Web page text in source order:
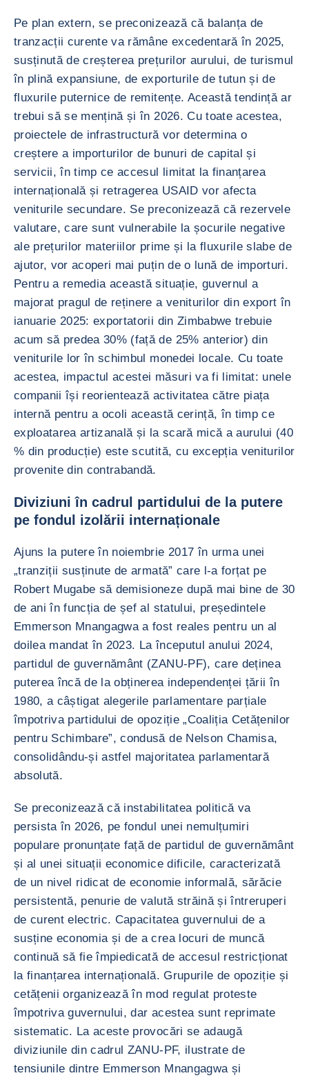
Pe plan extern, se preconizează că balanța de
tranzacții curente va rămâne excedentară în 2025,
susținută de creșterea prețurilor aurului, de turismul
în plină expansiune, de exporturile de tutun și de
fluxurile puternice de remitențe. Această tendință ar
trebui să se mențină și în 2026. Cu toate acestea,
proiectele de infrastructură vor determina o
creștere a importurilor de bunuri de capital și
servicii, în timp ce accesul limitat la finanțarea
internațională și retragerea USAID vor afecta
veniturile secundare. Se preconizează că rezervele
valutare, care sunt vulnerabile la șocurile negative
ale prețurilor materiilor prime și la fluxurile slabe de
ajutor, vor acoperi mai puțin de o lună de importuri.
Pentru a remedia această situație, guvernul a
majorat pragul de reținere a veniturilor din export în
ianuarie 2025: exportatorii din Zimbabwe trebuie
acum să predea 30% (față de 25% anterior) din
veniturile lor în schimbul monedei locale. Cu toate
acestea, impactul acestei măsuri va fi limitat: unele
companii își reorientează activitatea către piața
internă pentru a ocoli această cerință, în timp ce
exploatarea artizanală și la scară mică a aurului (40
% din producție) este scutită, cu excepția veniturilor
provenite din contrabandă.
Diviziuni în cadrul partidului de la putere
pe fondul izolării internaționale
Ajuns la putere în noiembrie 2017 în urma unei
„tranziții susținute de armată” care l-a forțat pe
Robert Mugabe să demisioneze după mai bine de 30
de ani în funcția de șef al statului, președintele
Emmerson Mnangagwa a fost reales pentru un al
doilea mandat în 2023. La începutul anului 2024,
partidul de guvernământ (ZANU-PF), care deținea
puterea încă de la obținerea independenței țării în
1980, a câștigat alegerile parlamentare parțiale
împotriva partidului de opoziție „Coaliția Cetățenilor
pentru Schimbare”, condusă de Nelson Chamisa,
consolidându-și astfel majoritatea parlamentară
absolută.
Se preconizează că instabilitatea politică va
persista în 2026, pe fondul unei nemulțumiri
populare pronunțate față de partidul de guvernământ
și al unei situații economice dificile, caracterizată
de un nivel ridicat de economie informală, sărăcie
persistentă, penurie de valută străină și întreruperi
de curent electric. Capacitatea guvernului de a
susține economia și de a crea locuri de muncă
continuă să fie împiedicată de accesul restricționat
la finanțarea internațională. Grupurile de opoziție și
cetățenii organizează în mod regulat proteste
împotriva guvernului, dar acestea sunt reprimate
sistematic. La aceste provocări se adaugă
diviziunile din cadrul ZANU-PF, ilustrate de
tensiunile dintre Emmerson Mnangagwa și